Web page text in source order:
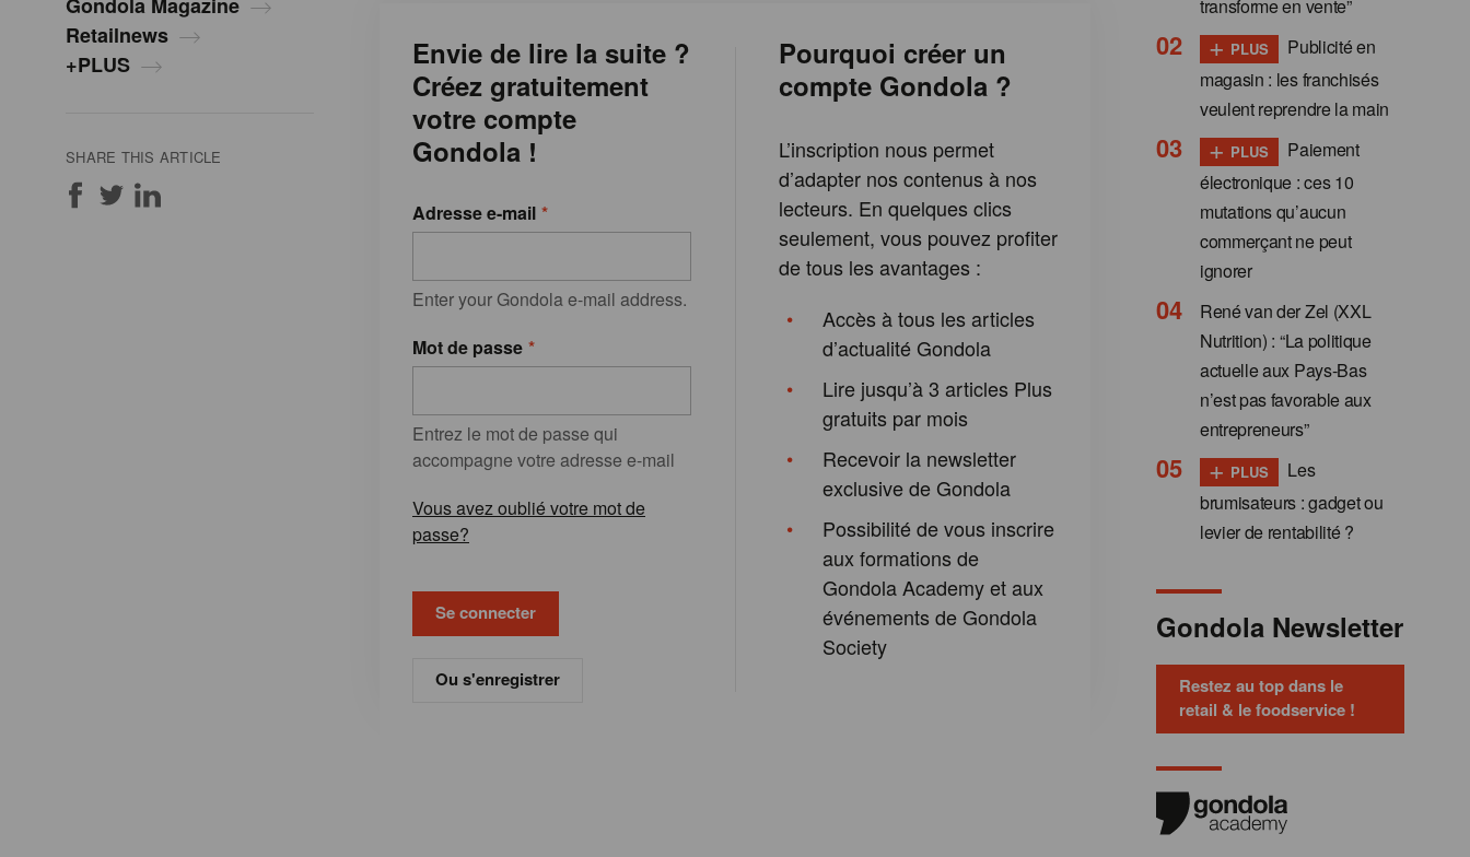
Gondola Magazine
Retailnews
+PLUS
SHARE THIS ARTICLE
Envie de lire la suite ?
Créez gratuitement
votre compte
Gondola !
Adresse e-mail
Enter your Gondola e-mail address.
Mot de passe
Entrez le mot de passe qui
accompagne votre adresse e-mail
Vous avez oublié votre mot de
passe?
Ou s'enregistrer
Pourquoi créer un
compte Gondola ?
L’inscription nous permet
d’adapter nos contenus à nos
lecteurs. En quelques clics
seulement, vous pouvez profiter
de tous les avantages :
Accès à tous les articles
d’actualité Gondola
Lire jusqu’à 3 articles Plus
gratuits par mois
Recevoir la newsletter
exclusive de Gondola
Possibilité de vous inscrire
aux formations de
Gondola Academy et aux
événements de Gondola
Society
transforme en vente”
+ PLUS
Publicité en
magasin : les franchisés
veulent reprendre la main
+ PLUS
Paiement
électronique : ces 10
mutations qu’aucun
commerçant ne peut
ignorer
René van der Zel (XXL
Nutrition) : “La politique
actuelle aux Pays-Bas
n’est pas favorable aux
entrepreneurs”
+ PLUS
Les
brumisateurs : gadget ou
levier de rentabilité ?
Gondola Newsletter
Restez au top dans le
retail & le foodservice !